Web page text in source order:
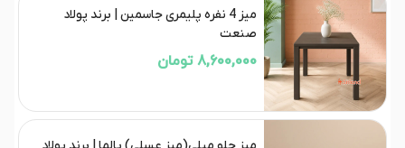
میز 4 نفره پلیمری جاسمین | برند پولاد
صنعت
8,600,000 تومان